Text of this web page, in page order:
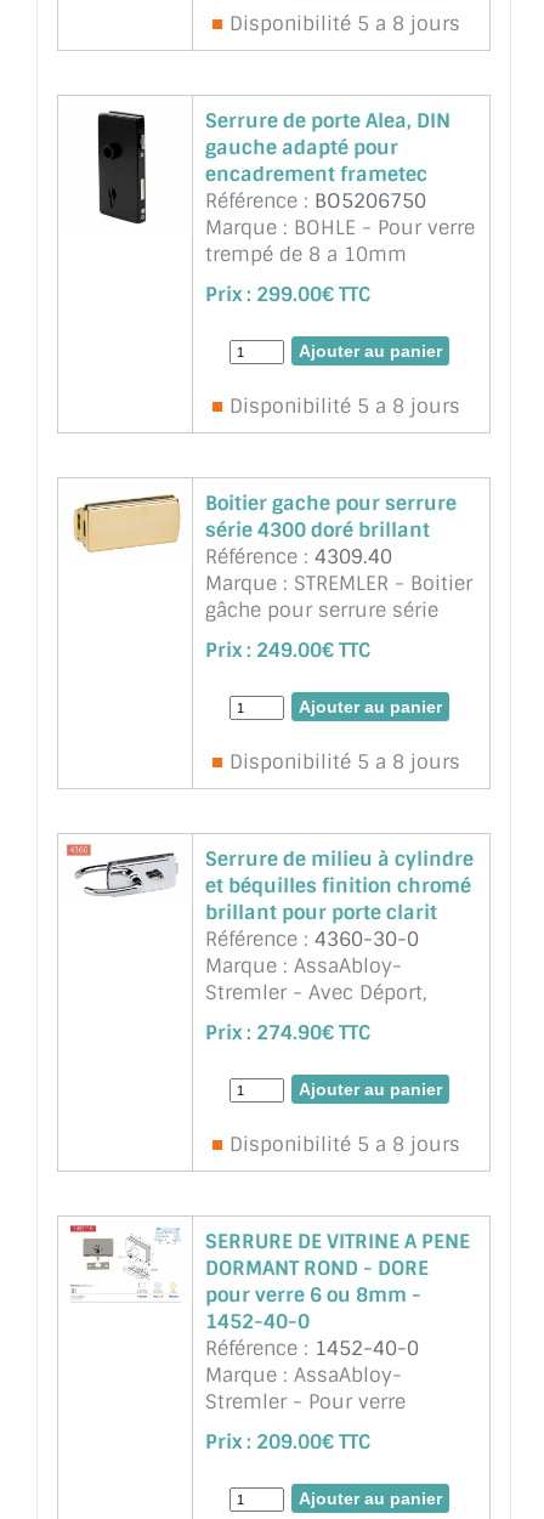
Disponibilité 5 a 8 jours
Serrure de porte Alea, DIN
gauche adapté pour
encadrement frametec
Référence : BO5206750
Marque : BOHLE - Pour verre
trempé de 8 a 10mm
d'épaisseur. Fermeture du
verrou 20 mm (2 tours).
Durabilité testée. Serrure
avec pêne dormant
épaisseur ...suite
Prix : 299.00€ TTC
Disponibilité 5 a 8 jours
Boitier gache pour serrure
série 4300 doré brillant
Référence : 4309.40
Marque : STREMLER - Boitier
gâche pour serrure série
4300 doré brillant. Avec
encoche 64A du verre
sécurit 8mm. Pour porte
Clarit
Prix : 249.00€ TTC
Disponibilité 5 a 8 jours
Serrure de milieu à cylindre
et béquilles finition chromé
brillant pour porte clarit
Référence : 4360-30-0
Marque : AssaAbloy-
Stremler - Avec Déport,
pêne axé. Pour verre sécurit
8mm. Encoche 64A. Le
mécanisme déporté permet
un contact de la porte en
la contin ...suite
Prix : 274.90€ TTC
Disponibilité 5 a 8 jours
SERRURE DE VITRINE A PENE
DORMANT ROND - DORE
pour verre 6 ou 8mm -
1452-40-0
Référence : 1452-40-0
Marque : AssaAbloy-
Stremler - Pour verre
trempé 6 ou 8mm. Existe en
chromé brillant, mat ou
doré.
Prix : 209.00€ TTC